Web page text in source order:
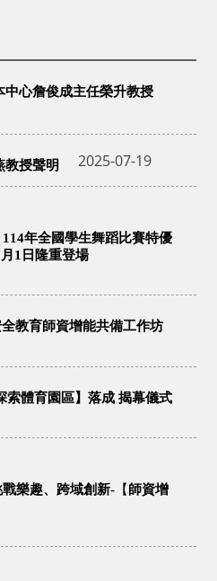
中心詹俊成主任榮升教授
教授聲明 2025-07-19
114年全國學生舞蹈比賽特優
1日隆重登場
教育師資增能共備工作坊
索體育園區】落成 揭幕儀式
樂趣、跨域創新-【師資增